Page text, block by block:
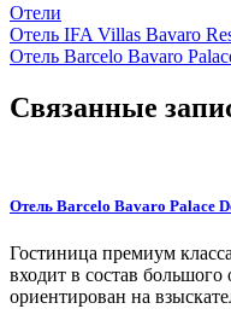
Отели
Навигация
по
записям
Отель IFA Villas Bavaro
Отель Barcelo Bavaro
Связанные
Отель Barcelo Bavaro Palace
Гостиница премиум
входит в состав
ориентирован на